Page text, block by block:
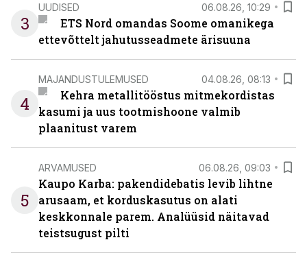
3
UUDISED 06.08.26, 10:29
ETS Nord omandas Soome omanikega
ettevõttelt jahutusseadmete ärisuuna
4
MAJANDUSTULEMUSED 04.08.26, 08:13
Kehra metallitööstus mitmekordistas
kasumi ja uus tootmishoone valmib
plaanitust varem
5
ARVAMUSED 06.08.26, 09:03
Kaupo Karba: pakendidebatis levib lihtne
arusaam, et korduskasutus on alati
keskkonnale parem. Analüüsid näitavad
teistsugust pilti